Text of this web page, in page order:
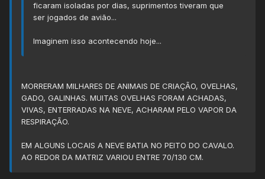
ficaram isoladas por dias, suprimentos tiveram que
ser jogados de avião...
Imaginem isso acontecendo hoje...
MORRERAM MILHARES DE ANIMAIS DE CRIAÇÃO, OVELHAS,
GADO, GALINHAS. MUITAS OVELHAS FORAM ACHADAS,
VIVAS, ENTERRADAS NA NEVE, ACHARAM PELO VAPOR DA
RESPIRAÇÃO.
EM ALGUNS LOCAIS A NEVE BATIA NO PEITO DO CAVALO.
AO REDOR DA MATRIZ VARIOU ENTRE 70/130 CM.